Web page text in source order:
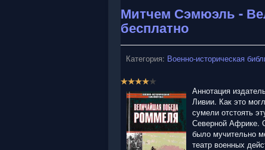
Митчем Сэмюэль -
бесплатно
Категория: Военно-историческая
Р
Аннотация
Ливии. Как это
сумели отстоять
Северной Африке.
было мучительно
театр военных